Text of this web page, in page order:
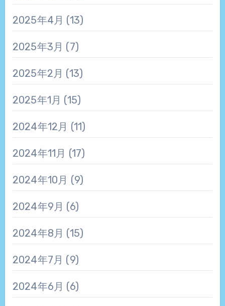
2025年4月 (13)
2025年3月 (7)
2025年2月 (13)
2025年1月 (15)
2024年12月 (11)
2024年11月 (17)
2024年10月 (9)
2024年9月 (6)
2024年8月 (15)
2024年7月 (9)
2024年6月 (6)